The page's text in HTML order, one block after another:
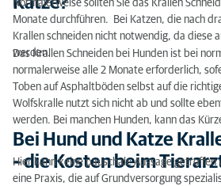
Normalerweise sollten Sie das Krallen
Monate durchführen. Bei Katzen, die nach
Krallen schneiden nicht notwendig, da diese
werden.
Das Krallen Schneiden bei Hunden ist bei
normalerweise alle 2 Monate erforderlich,
Toben auf Asphaltböden selbst auf die
Wolfskralle nutzt sich nicht ab und sollte
werden. Bei manchen Hunden, kann das
Bei Hund und Katze
– die Kosten beim
Hier kann keine pauschale Aussage
eine Praxis, die auf Grundversorgung